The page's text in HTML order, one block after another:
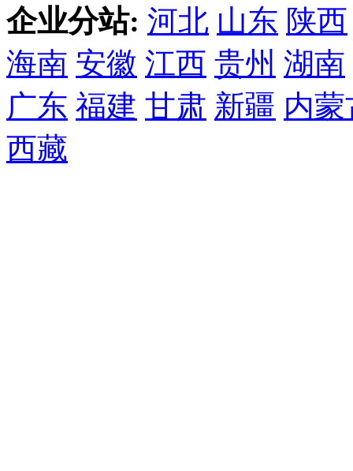
企业分站: 河北 山东 陕西
海南 安徽 江西 贵州 湖南
广东 福建 甘肃 新疆 内蒙
西藏